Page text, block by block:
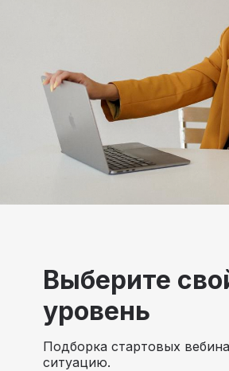
Выберите
уровень
Подборка стартовых
ситуацию.